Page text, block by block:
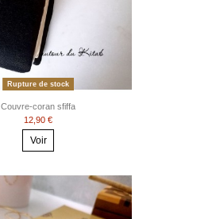
Rupture de stock
Couvre-coran sfiffa
12,90 €
Voir